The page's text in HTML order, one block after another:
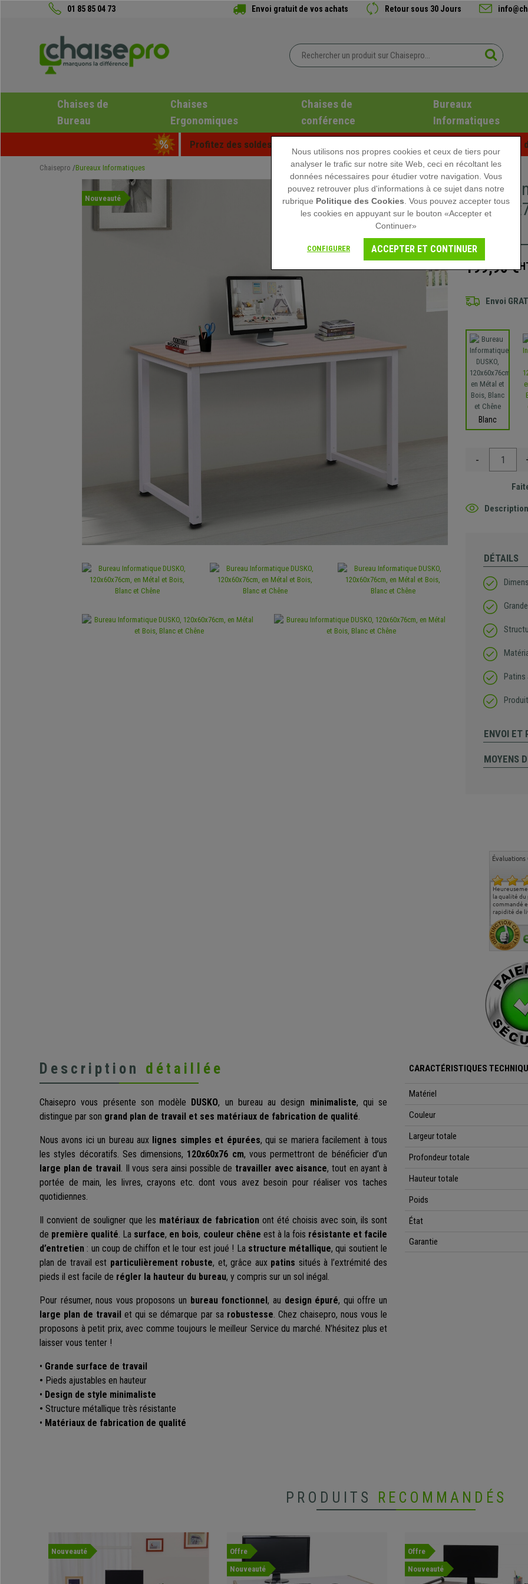
01 85 85 04 73 Envoi gratuit de vos achats Retour sous 30 Jours
Chaises de
Bureau
Chaises
Ergonomiques
Chaises de
conférence
Bureaux
Informatiques
Profitez des soldes d'été chez Chaisepro ! Des réductions exclusives pour une
Chaisepro Bureaux Informatiques
Nouveauté
Bureau
199,90 €
Envoi
Blanc
-
DÉTAILS
Patins
ENVOI ET
MOYENS
Évaluations
la qualité
commandé
rapidité de
Description détaillée
Chaisepro vous présente son modèle DUSKO, un bureau au design minimaliste, qui se
distingue par son grand plan de travail et ses matériaux de fabrication de qualité.
Nous avons ici un bureau aux lignes simples et épurées, qui se mariera facilement à tous
les styles décoratifs. Ses dimensions, 120x60x76 cm, vous permettront de bénéficier d’un
large plan de travail. Il vous sera ainsi possible de travailler avec aisance, tout en ayant à
portée de main, les livres, crayons etc. dont vous avez besoin pour réaliser vos taches
quotidiennes.
Il convient de souligner que les matériaux de fabrication ont été choisis avec soin, ils sont
de première qualité. La surface, en bois, couleur chêne est à la fois résistante et facile
d’entretien : un coup de chiffon et le tour est joué ! La structure métallique, qui soutient le
plan de travail est particulièrement robuste, et, grâce aux patins situés à l’extrémité des
pieds il est facile de régler la hauteur du bureau, y compris sur un sol inégal.
Pour résumer, nous vous proposons un bureau fonctionnel, au design épuré, qui offre un
large plan de travail et qui se démarque par sa robustesse. Chez chaisepro, nous vous le
proposons à petit prix, avec comme toujours le meilleur Service du marché. N’hésitez plus et
laisser vous tenter !
• Grande surface de travail
• Pieds ajustables en hauteur
• Design de style minimaliste
• Structure métallique très résistante
• Matériaux de fabrication de qualité
CARACTÉRISTIQUES
Matériel
Couleur
Largeur totale
Profondeur totale
Hauteur totale
Poids
État
Garantie
PRODUITS RECOMMANDÉS
Nouveauté
Offre
Nouveauté
Offre
Nouveauté
Nous utilisons nos propres cookies et ceux de tiers pour
analyser le trafic sur notre site Web, ceci en récoltant les
données nécessaires pour étudier votre navigation. Vous
pouvez retrouver plus d'informations à ce sujet dans notre
rubrique Politique des Cookies . Vous pouvez accepter tous
les cookies en appuyant sur le bouton «Accepter et
Continuer»
CONFIGURER ACCEPTER ET CONTINUER